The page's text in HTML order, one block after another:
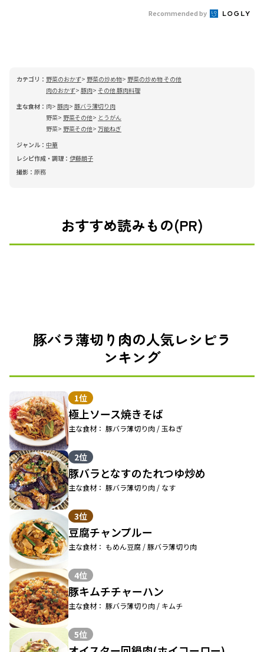
Recommended by
カテゴリ： 野菜のおかず 野菜の炒め物
野菜の炒め物 その他
肉のおかず 豚肉 その他 豚肉料理
主な食材： 肉 豚肉 豚バラ薄切り肉
野菜
野菜その他
とうがん
野菜
野菜その他
万能ねぎ
ジャンル： 中華
レシピ作成・調理： 伊藤朗子
撮影： 原務
おすすめ読みもの(PR)
豚バラ薄切り肉の人気レシピラ
ンキング
1位
極上ソース焼きそば
主な食材： 豚バラ薄切り肉 / 玉ねぎ
2位
豚バラとなすのたれつゆ炒め
主な食材： 豚バラ薄切り肉 / なす
3位
豆腐チャンプルー
主な食材： もめん豆腐 / 豚バラ薄切り肉
4位
豚キムチチャーハン
主な食材： 豚バラ薄切り肉 / キムチ
5位